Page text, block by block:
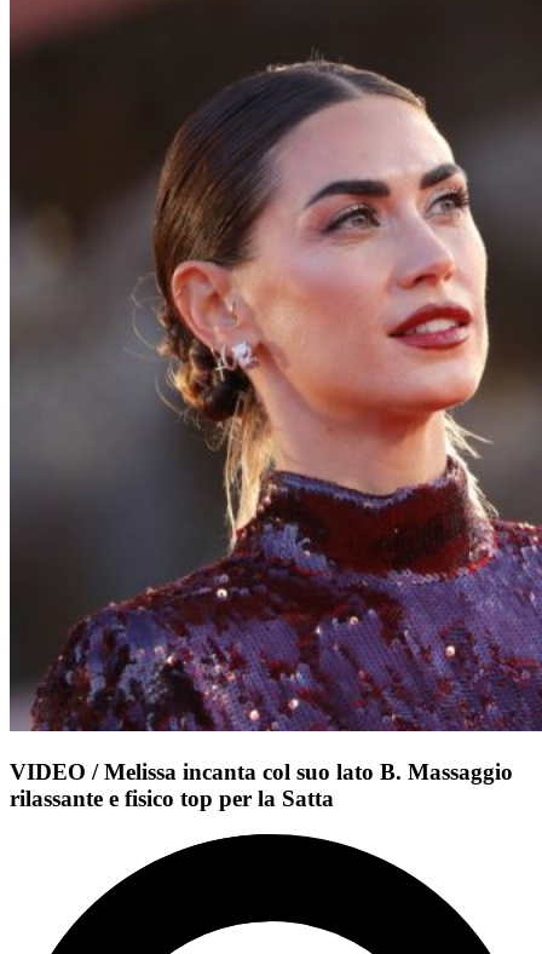
VIDEO / Melissa incanta col suo lato B. Massaggio
rilassante e fisico top per la Satta